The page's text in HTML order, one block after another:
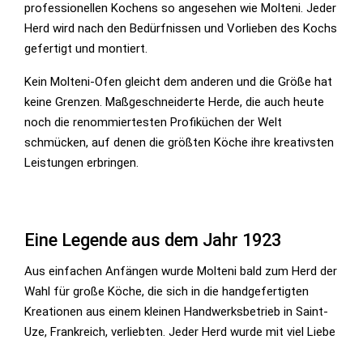
professionellen Kochens so angesehen wie Molteni. Jeder
Herd wird nach den Bedürfnissen und Vorlieben des Kochs
gefertigt und montiert.
Kein Molteni-Ofen gleicht dem anderen und die Größe hat
keine Grenzen. Maßgeschneiderte Herde, die auch heute
noch die renommiertesten Profiküchen der Welt
schmücken, auf denen die größten Köche ihre kreativsten
Leistungen erbringen.
Eine Legende aus dem Jahr 1923
Aus einfachen Anfängen wurde Molteni bald zum Herd der
Wahl für große Köche, die sich in die handgefertigten
Kreationen aus einem kleinen Handwerksbetrieb in Saint-
Uze, Frankreich, verliebten. Jeder Herd wurde mit viel Liebe